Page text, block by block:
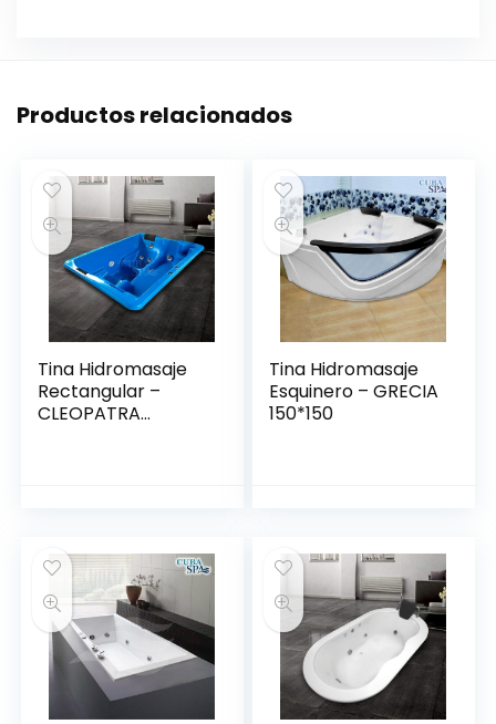
Productos relacionados
Tina Hidromasaje
Rectangular –
CLEOPATRA
Tina Hidromasaje
Esquinero – GRECIA
150*150